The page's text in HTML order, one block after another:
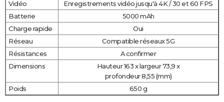
Vidéo
Enregistrements vidéo jusqu'à 4K / 30 et 60 FPS
Batterie
5000 mAh
Charge rapide
Oui
Réseau
Compatible réseaux 5G
Résistances
A confirmer
Dimensions
Hauteur 163 x largeur 73,9 x
profondeur 8,55 (mm)
Poids
650 g